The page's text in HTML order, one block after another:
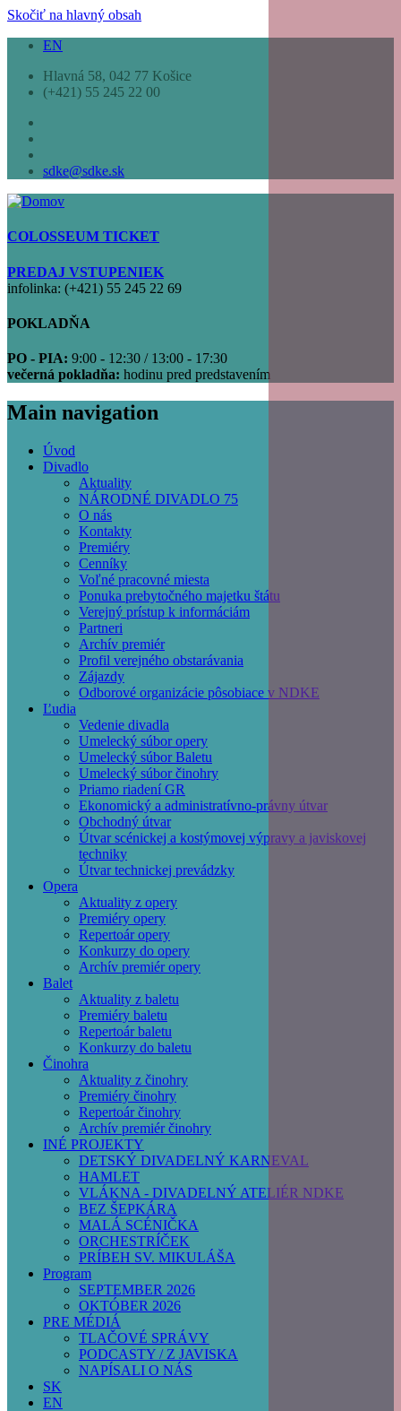
Skočiť na hlavný obsah
EN
Hlavná 58, 042 77 Košice
(+421) 55 245 22 00
sdke@sdke.sk
COLOSSEUM TICKET
PREDAJ VSTUPENIEK
infolinka: (+421) 55 245 22 69
POKLADŇA
PO - PIA: 9:00 - 12:30 / 13:00 - 17:30
večerná pokladňa: hodinu pred predstavením
Main navigation
Úvod
Divadlo
Aktuality
NÁRODNÉ DIVADLO 75
O nás
Kontakty
Premiéry
Cenníky
Voľné pracovné miesta
Ponuka prebytočného majetku štátu
Verejný prístup k informáciám
Partneri
Archív premiér
Profil verejného obstarávania
Zájazdy
Odborové organizácie pôsobiace v NDKE
Ľudia
Vedenie divadla
Umelecký súbor opery
Umelecký súbor Baletu
Umelecký súbor činohry
Priamo riadení GR
Ekonomický a administratívno-právny útvar
Obchodný útvar
Útvar scénickej a kostýmovej výpravy a javiskovej
techniky
Útvar technickej prevádzky
Opera
Aktuality z opery
Premiéry opery
Repertoár opery
Konkurzy do opery
Archív premiér opery
Balet
Aktuality z baletu
Premiéry baletu
Repertoár baletu
Konkurzy do baletu
Činohra
Aktuality z činohry
Premiéry činohry
Repertoár činohry
Archív premiér činohry
INÉ PROJEKTY
DETSKÝ DIVADELNÝ KARNEVAL
HAMLET
VLÁKNA - DIVADELNÝ ATELIÉR NDKE
BEZ ŠEPKÁRA
MALÁ SCÉNIČKA
ORCHESTRÍČEK
PRÍBEH SV. MIKULÁŠA
Program
SEPTEMBER 2026
OKTÓBER 2026
PRE MÉDIÁ
TLAČOVÉ SPRÁVY
PODCASTY / Z JAVISKA
NAPÍSALI O NÁS
SK
EN